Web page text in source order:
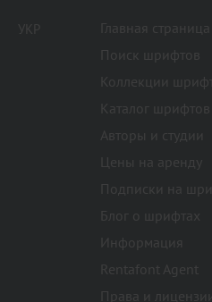
УКР
Главная страница
Поиск шрифтов
Коллекции
Каталог шрифтов
Авторы и студии
Цены на аренду
Подписки на
Блог о шрифтах
Информация
Rentafont Agent
Права и